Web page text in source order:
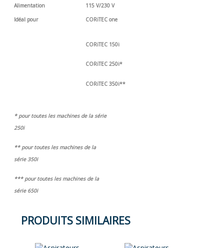
Alimentation
115 V/230 V
Idéal pour
CORiTEC one
CORiTEC 150i
CORiTEC 250i*
CORiTEC 350i**
* pour toutes les machines de la série
250i
** pour toutes les machines de la
série 350i
*** pour toutes les machines de la
série 650i
PRODUITS SIMILAIRES